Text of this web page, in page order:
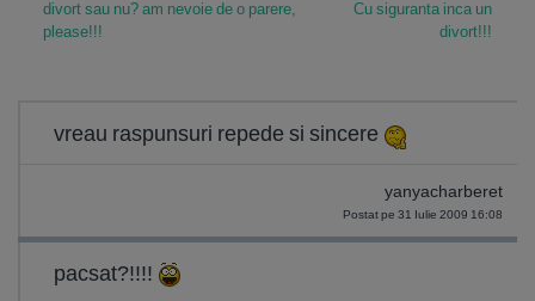
divort sau nu? am nevoie de o parere,
please!!!
Cu siguranta inca un
divort!!!
vreau raspunsuri repede si sincere
yanyacharberet
Postat pe 31 Iulie 2009 16:08
pacsat?!!!!